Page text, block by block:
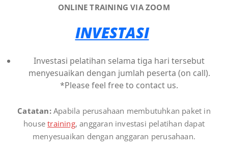
ONLINE TRAINING VIA ZOOM
INVESTASI
Investasi pelatihan selama tiga hari tersebut
menyesuaikan dengan jumlah peserta (on call).
*Please feel free to contact us.
Catatan:Apabila perusahaan membutuhkan paket in
housetraining, anggaran investasi pelatihan dapat
menyesuaikan dengan anggaran perusahaan.